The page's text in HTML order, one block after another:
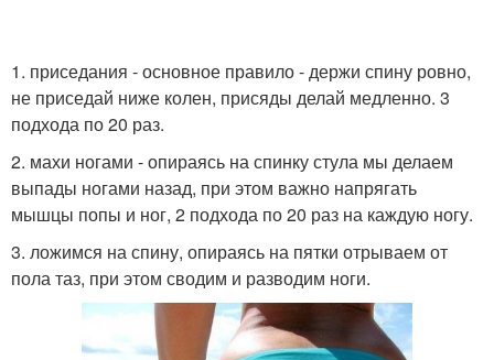
1. приседания - основное правило - держи спину ровно,
не приседай ниже колен, присяды делай медленно. 3
подхода по 20 раз.
2. махи ногами - опираясь на спинку стула мы делаем
выпады ногами назад, при этом важно напрягать
мышцы попы и ног, 2 подхода по 20 раз на каждую ногу.
3. ложимся на спину, опираясь на пятки отрываем от
пола таз, при этом сводим и разводим ноги.